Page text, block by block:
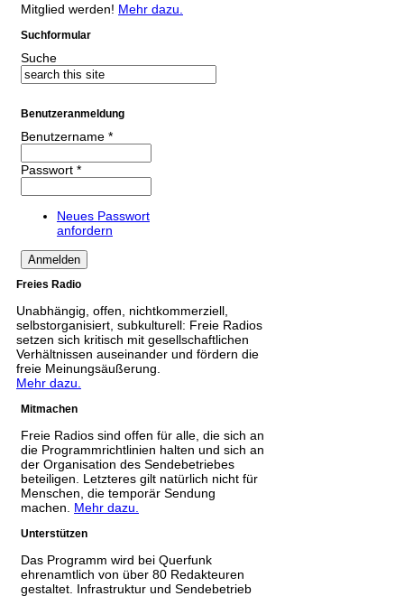
Mitglied werden! Mehr dazu.
Suchformular
Suche
Benutzeranmeldung
Benutzername *
Passwort *
Neues Passwort
anfordern
Freies Radio
Unabhängig, offen, nichtkommerziell,
selbstorganisiert, subkulturell: Freie Radios
setzen sich kritisch mit gesellschaftlichen
Verhältnissen auseinander und fördern die
freie Meinungsäußerung.
Mehr dazu.
Mitmachen
Freie Radios sind offen für alle, die sich an
die Programmrichtlinien halten und sich an
der Organisation des Sendebetriebes
beteiligen. Letzteres gilt natürlich nicht für
Menschen, die temporär Sendung
machen. Mehr dazu.
Unterstützen
Das Programm wird bei Querfunk
ehrenamtlich von über 80 Redakteuren
gestaltet. Infrastruktur und Sendebetrieb